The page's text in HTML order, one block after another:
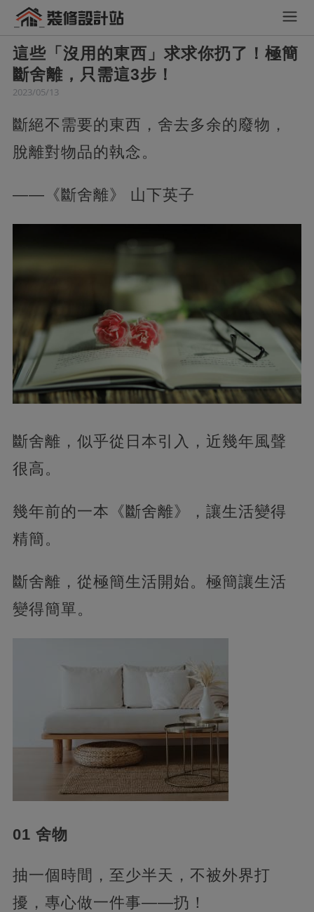
這些「沒用的東西」求求你扔了！極簡
斷舍離，只需這3步！
2023/05/13
斷絕不需要的東西，舍去多余的廢物，
脫離對物品的執念。
——《斷舍離》 山下英子
斷舍離，似乎從日本引入，近幾年風聲
很高。
幾年前的一本《斷舍離》，讓生活變得
精簡。
斷舍離，從極簡生活開始。極簡讓生活
變得簡單。
01 舍物
抽一個時間，至少半天，不被外界打
擾，專心做一件事——扔！